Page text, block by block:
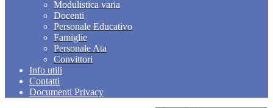
Modulistica varia
Docenti
Personale Educativo
Famiglie
Personale Ata
Convittori
Info utili
Contatti
Documenti Privacy